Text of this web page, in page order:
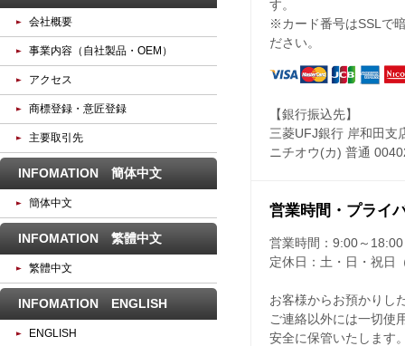
す。
※カード番号はSSLで
ださい。
【銀行振込先】
三菱UFJ銀行 岸和田支
ニチオウ(カ) 普通
営業時間・プライ
営業時間： 9:00～18:00
定休日： 土・日・祝日
お客様からお預かりし
ご連絡以外には一切使
安全に保管いたします
会社概要
事業内容（自社製品・OEM）
アクセス
商標登録・意匠登録
主要取引先
INFOMATION 簡体中文
簡体中文
INFOMATION 繁體中文
繁體中文
INFOMATION ENGLISH
ENGLISH